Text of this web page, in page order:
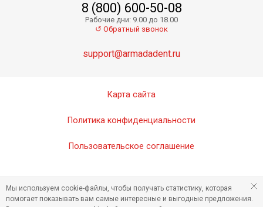
8 (800) 600-50-08
Рабочие дни: 9.00 до 18.00
↺ Обратный звонок
support@armadadent.ru
Карта сайта
Политика конфиденциальности
Пользовательское соглашение
Мы используем cookie-файлы, чтобы получать статистику, которая
помогает показывать вам самые интересные и выгодные предложения.